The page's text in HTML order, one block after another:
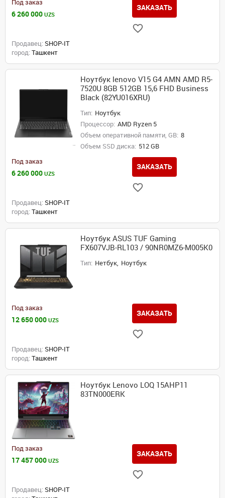
Под заказ
6 260 000 UZS
ЗАКАЗАТЬ
Продавец: SHOP-IT
город: Ташкент
Ноутбук lenovo V15 G4 AMN AMD R5-
7520U 8GB 512GB 15,6 FHD Business
Black (82YU016XRU)
Тип: Ноутбук
Процессор: AMD Ryzen 5
Объем оперативной памяти, GB: 8
Объем SSD диска: 512 GB
Под заказ
6 260 000 UZS
ЗАКАЗАТЬ
Продавец: SHOP-IT
город: Ташкент
Ноутбук ASUS TUF Gaming
FX607VJB-RL103 / 90NR0MZ6-M005K0
Тип: Нетбук, Ноутбук
Под заказ
12 650 000 UZS
ЗАКАЗАТЬ
Продавец: SHOP-IT
город: Ташкент
Ноутбук Lenovo LOQ 15AHP11
83TN000ERK
Под заказ
17 457 000 UZS
ЗАКАЗАТЬ
Продавец: SHOP-IT